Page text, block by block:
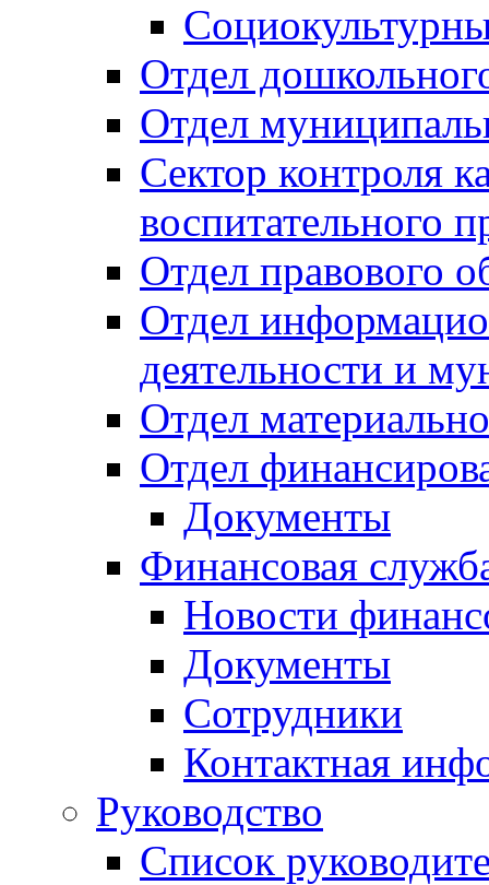
Отдел
Отдел
Сектор контроля
воспитательного
Отдел правового
Отдел
деятельности и
Отдел
Отдел
Документы
Финансовая
Новости
Документы
Сотрудники
Контактная
Руководство
Список